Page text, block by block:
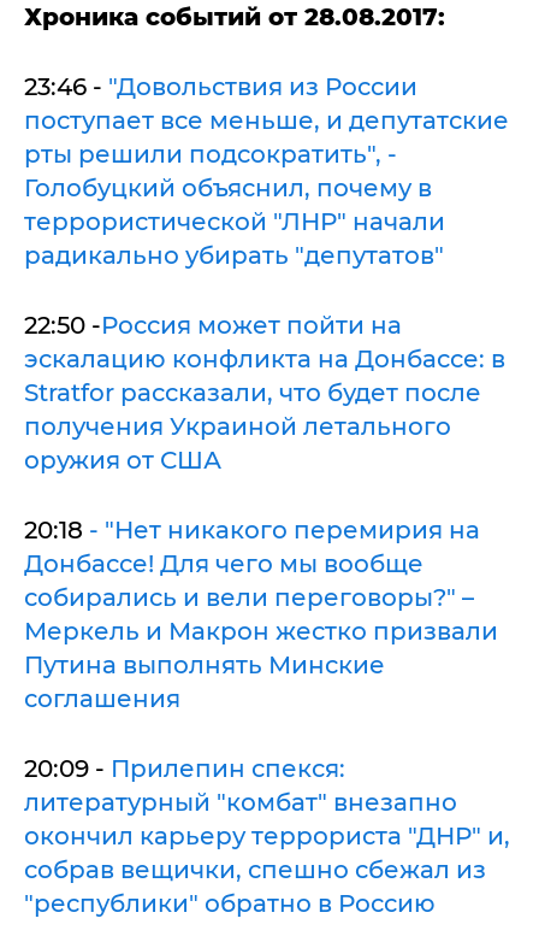
Хроника событий от 28.08.2017:
23:46 - "Довольствия из России
поступает все меньше, и депутатские
рты решили подсократить", -
Голобуцкий объяснил, почему в
террористической "ЛНР" начали
радикально убирать "депутатов"
22:50 -Россия может пойти на
эскалацию конфликта на Донбассе: в
Stratfor рассказали, что будет после
получения Украиной летального
оружия от США
20:18 - "Нет никакого перемирия на
Донбассе! Для чего мы вообще
собирались и вели переговоры?" –
Меркель и Макрон жестко призвали
Путина выполнять Минские
соглашения
20:09 - Прилепин спекся:
литературный "комбат" внезапно
окончил карьеру террориста "ДНР" и,
собрав вещички, спешно сбежал из
"республики" обратно в Россию